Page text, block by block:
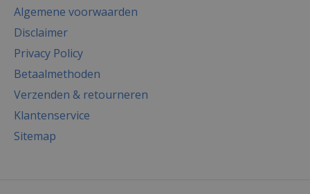
Algemene voorwaarden
Disclaimer
Privacy Policy
Betaalmethoden
Verzenden & retourneren
Klantenservice
Sitemap